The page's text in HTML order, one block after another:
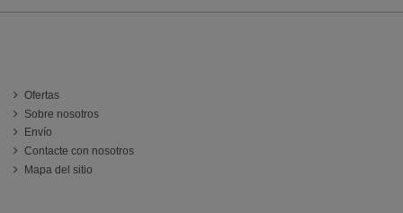
Ofertas
Sobre nosotros
Envío
Contacte con nosotros
Mapa del sitio